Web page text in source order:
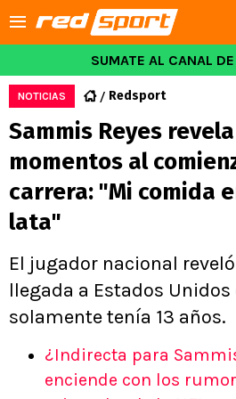
SUMATE AL CANAL
NOTICIAS Redsport
Sammis Reyes
momentos al
carrera: "Mi comida
lata"
El jugador nacional
llegada a Estados
solamente tenía 13 años.
¿Indirecta para
enciende con los